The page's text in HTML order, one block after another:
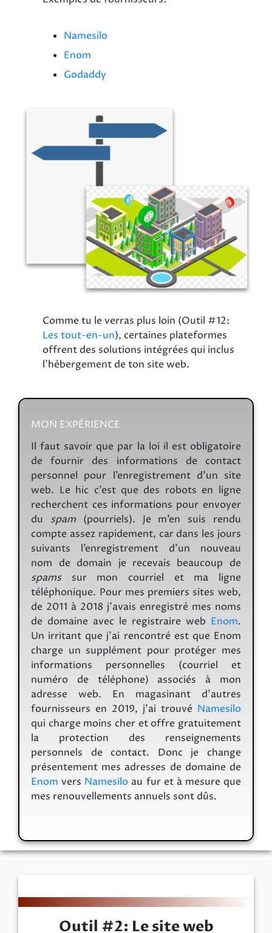
Namesilo
Enom
Godaddy
Comme tu le verras plus loin (Outil #12:
Les tout-en-un), certaines plateformes
offrent des solutions intégrées qui inclus
l'hébergement de ton site web.
MON EXPÉRIENCE
Il faut savoir que par la loi il est obligatoire
de fournir des informations de contact
personnel pour l’enregistrement d’un site
web. Le hic c’est que des robots en ligne
recherchent ces informations pour envoyer
du spam (pourriels). Je m’en suis rendu
compte assez rapidement, car dans les jours
suivants l’enregistrement d’un nouveau
nom de domain je recevais beaucoup de
spamssur mon courriel et ma ligne
téléphonique. Pour mes premiers sites web,
de 2011 à 2018 j’avais enregistré mes noms
de domaine avec le registraire web Enom.
Un irritant que j’ai rencontré est que Enom
charge un supplément pour protéger mes
informations personnelles (courriel et
numéro de téléphone) associés à mon
adresse web. En magasinant d’autres
fournisseurs en 2019, j’ai trouvé Namesilo
qui charge moins cher et offre gratuitement
la protection des renseignements
personnels de contact. Donc je change
présentement mes adresses de domaine de
Enom vers Namesilo au fur et à mesure que
mes renouvellements annuels sont dûs.
Outil #2: Le site web